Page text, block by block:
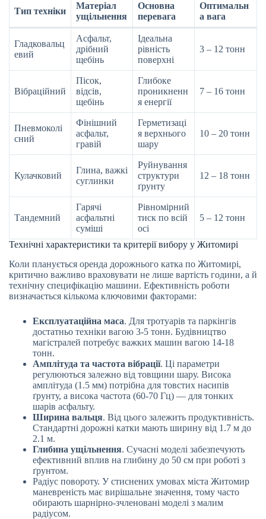
Тип техніки
Матеріал
ущільнення
Основна
перевага
Оптимальн
а вага
Гладковальц
евий
Асфальт,
дрібний
щебінь
Ідеальна
рівність
поверхні
3 – 12 тонн
Вібраційний
Пісок,
відсів,
щебінь
Глибоке
проникненн
я енергії
7 – 16 тонн
Пневмоколі
сний
Фінішний
асфальт,
гравій
Герметизаці
я верхнього
шару
10 – 20 тонн
Кулачковий
Глина, важкі
суглинки
Руйнування
структури
ґрунту
12 – 18 тонн
Тандемний
Гарячі
асфальтні
суміші
Рівномірний
тиск по всій
осі
5 – 12 тонн
Технічні характеристики та критерії вибору у Житомирі
Коли планується оренда дорожнього катка по Житомирі,
критично важливо враховувати не лише вартість години, а й
технічну специфікацію машини. Ефективність роботи
визначається кількома ключовими факторами:
Експлуатаційна маса. Для тротуарів та паркінгів
достатньо техніки вагою 3-5 тонн. Будівництво
магістралей потребує важких машин вагою 14-18
тонн.
Амплітуда та частота вібрації. Ці параметри
регулюються залежно від товщини шару. Висока
амплітуда (1.5 мм) потрібна для товстих насипів
ґрунту, а висока частота (60-70 Гц) — для тонких
шарів асфальту.
Ширина вальця. Від цього залежить продуктивність.
Стандартні дорожні катки мають ширину від 1.7 м до
2.1 м.
Глибина ущільнення. Сучасні моделі забезпечують
ефективний вплив на глибину до 50 см при роботі з
ґрунтом.
Радіус повороту. У стиснених умовах міста Житомир
маневреність має вирішальне значення, тому часто
обирають шарнірно-зчленовані моделі з малим
радіусом.